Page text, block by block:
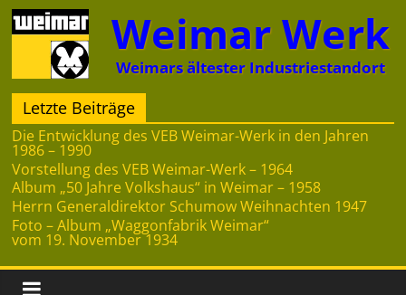
Zum
Inhalt
springen
Weimar Werk
Weimars ältester Industriestandort
Letzte Beiträge
Die Entwicklung des VEB Weimar-Werk in den Jahren
1986 – 1990
Vorstellung des VEB Weimar-Werk – 1964
Album „50 Jahre Volkshaus“ in Weimar – 1958
Herrn Generaldirektor Schumow Weihnachten 1947
Foto – Album „Waggonfabrik Weimar“
vom 19. November 1934